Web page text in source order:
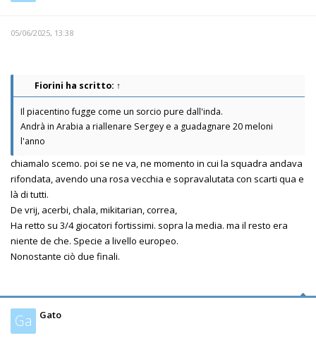
05/06/2025, 13:38
Fiorini ha scritto: ↑
Il piacentino fugge come un sorcio pure dall'inda.
Andrà in Arabia a riallenare Sergey e a guadagnare 20 meloni
l'anno
chiamalo scemo. poi se ne va, ne momento in cui la squadra andava
rifondata, avendo una rosa vecchia e sopravalutata con scarti qua e
là di tutti.
De vrij, acerbi, chala, mikitarian, correa,
Ha retto su 3/4 giocatori fortissimi. sopra la media. ma il resto era
niente de che. Specie a livello europeo.
Nonostante ciò due finali.
Ga Gato